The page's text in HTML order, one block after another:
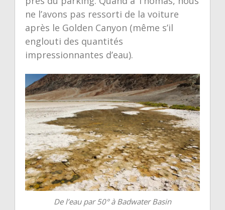
ne l’avons pas ressorti de la voiture
après le Golden Canyon (même s’il
englouti des quantités
impressionnantes d’eau).
De l’eau par 50° à Badwater Basin